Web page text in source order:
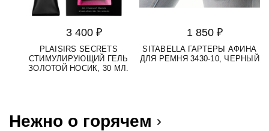
3 400 ₽
PLAISIRS SECRETS
СТИМУЛИРУЮЩИЙ ГЕЛЬ
ЗОЛОТОЙ НОСИК, 30 МЛ.
1 850 ₽
SITABELLA ГАРТЕРЫ АФИНА
ДЛЯ РЕМНЯ 3430-10, ЧЕРНЫЙ
Нежно о горячем